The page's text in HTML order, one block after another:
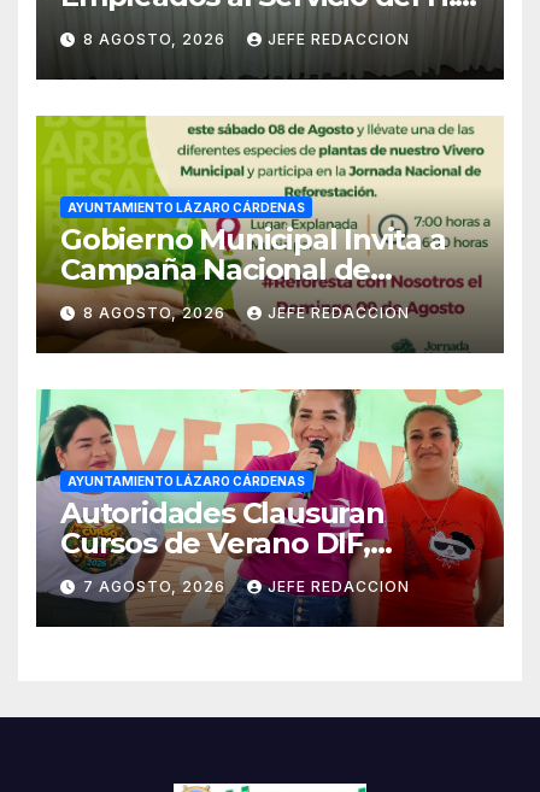
Ayuntamiento de LZC Día del
Empleado Municipal
8 AGOSTO, 2026 JEFE REDACCION
AYUNTAMIENTO LÁZARO CÁRDENAS
Gobierno Municipal Invita a
Campaña Nacional de
Reforestación
8 AGOSTO, 2026 JEFE REDACCION
AYUNTAMIENTO LÁZARO CÁRDENAS
Autoridades Clausuran
Cursos de Verano DIF,
Seguridad Pública y Casa de
Cultura 2026
7 AGOSTO, 2026 JEFE REDACCION